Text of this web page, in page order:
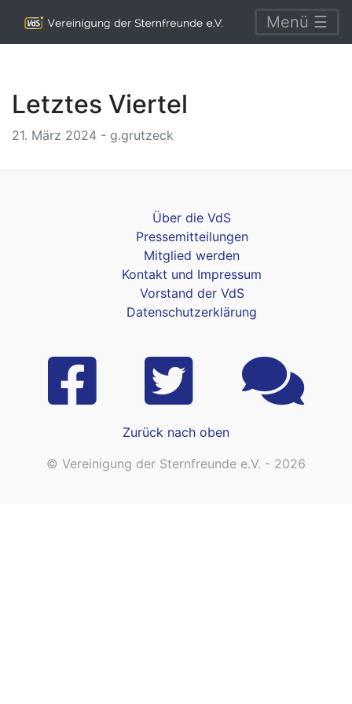
Menü ☰
Letztes Viertel
21. März 2024 - g.grutzeck
Über die VdS
Pressemitteilungen
Mitglied werden
Kontakt und Impressum
Vorstand der VdS
Datenschutzerklärung
Zurück nach oben
© Vereinigung der Sternfreunde e.V. - 2026